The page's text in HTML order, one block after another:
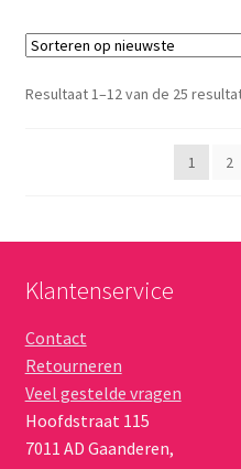
Resultaat 1–12 van de 25
1
2
Klantenservice
Contact
Retourneren
Veel gestelde vragen
Hoofdstraat 115
7011 AD Gaanderen,